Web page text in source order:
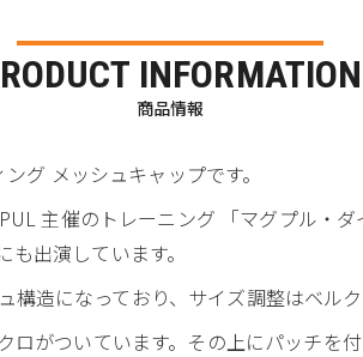
INFORMATION
商品情報
グ メッシュキャップです。
主催のトレーニング 「マグプル・
出演しています。
造になっており、サイズ調整はベルク
がついています。その上にパッチを付